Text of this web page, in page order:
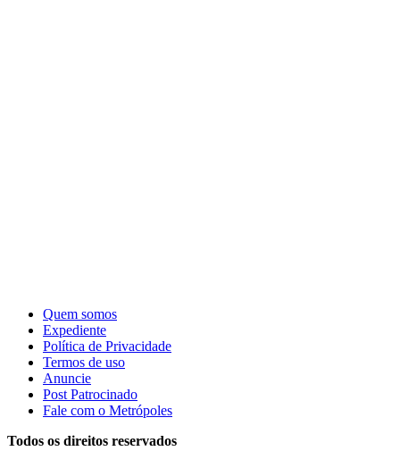
Quem somos
Expediente
Política de Privacidade
Termos de uso
Anuncie
Post Patrocinado
Fale com o Metrópoles
Todos os direitos reservados